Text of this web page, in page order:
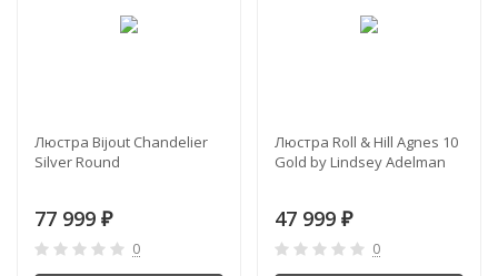
Люстра Bijout Chandelier
Silver Round
77 999 ₽
0
Люстра Roll & Hill Agnes 10
Gold by Lindsey Adelman
47 999 ₽
0